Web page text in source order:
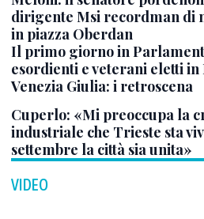
dirigente Msi recordman di
in piazza Oberdan
Il primo giorno in
esordienti e veterani eletti
Venezia Giulia: i retroscena
Cuperlo: «Mi preoccupa la
industriale che Trieste sta
settembre la città sia unita»
VIDEO